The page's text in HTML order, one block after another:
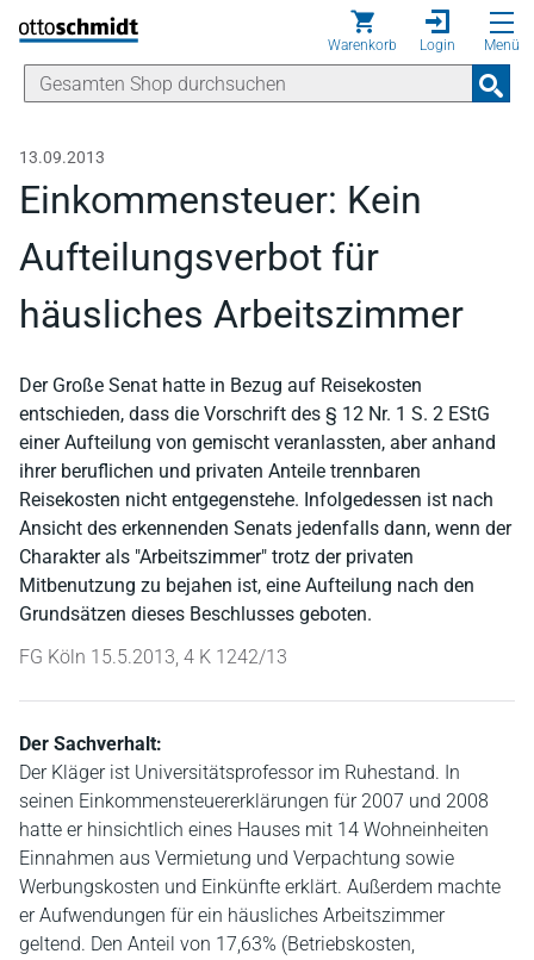
Direkt zum Inhalt
Warenkorb Login Menü
13.09.2013
Einkommensteuer: Kein
Aufteilungsverbot für
häusliches Arbeitszimmer
Der Große Senat hatte in Bezug auf Reisekosten
entschieden, dass die Vorschrift des § 12 Nr. 1 S. 2 EStG
einer Aufteilung von gemischt veranlassten, aber anhand
ihrer beruflichen und privaten Anteile trennbaren
Reisekosten nicht entgegenstehe. Infolgedessen ist nach
Ansicht des erkennenden Senats jedenfalls dann, wenn der
Charakter als "Arbeitszimmer" trotz der privaten
Mitbenutzung zu bejahen ist, eine Aufteilung nach den
Grundsätzen dieses Beschlusses geboten.
FG Köln 15.5.2013, 4 K 1242/13
Der Sachverhalt:
Der Kläger ist Universitätsprofessor im Ruhestand. In
seinen Einkommensteuererklärungen für 2007 und 2008
hatte er hinsichtlich eines Hauses mit 14 Wohneinheiten
Einnahmen aus Vermietung und Verpachtung sowie
Werbungskosten und Einkünfte erklärt. Außerdem machte
er Aufwendungen für ein häusliches Arbeitszimmer
geltend. Den Anteil von 17,63% (Betriebskosten,